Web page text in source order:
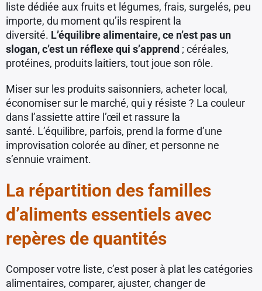
liste dédiée aux fruits et légumes, frais, surgelés, peu
importe, du moment qu’ils respirent la
diversité. L’équilibre alimentaire, ce n’est pas un
slogan, c’est un réflexe qui s’apprend ; céréales,
protéines, produits laitiers, tout joue son rôle.
Miser sur les produits saisonniers, acheter local,
économiser sur le marché, qui y résiste ? La couleur
dans l’assiette attire l’œil et rassure la
santé. L’équilibre, parfois, prend la forme d’une
improvisation colorée au dîner, et personne ne
s’ennuie vraiment.
La répartition des familles
d’aliments essentiels avec
repères de quantités
Composer votre liste, c’est poser à plat les catégories
alimentaires, comparer, ajuster, changer de